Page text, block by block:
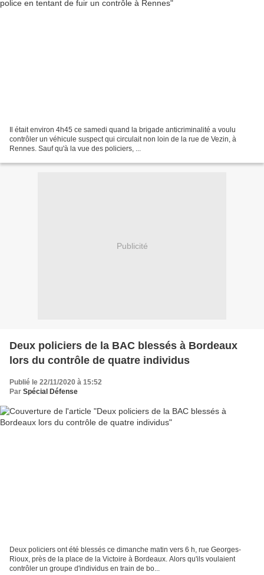
Il était environ 4h45 ce samedi quand la brigade anticriminalité a voulu
contrôler un véhicule suspect qui circulait non loin de la rue de Vezin, à
Rennes​. Sauf qu'à la vue des policiers, ...
Publicité
Deux policiers de la BAC blessés à Bordeaux
lors du contrôle de quatre individus
Publié le 22/11/2020 à 15:52
Par Spécial Défense
Deux policiers ont été blessés ce dimanche matin vers 6 h, rue Georges-
Rioux, près de la place de la Victoire à Bordeaux. Alors qu'ils voulaient
contrôler un groupe d'individus en train de bo...